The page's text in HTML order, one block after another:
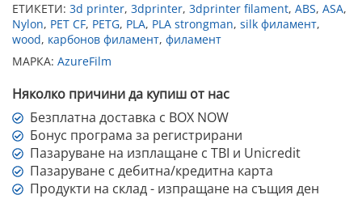
ЕТИКЕТИ: 3d printer, 3dprinter, 3dprinter filament, ABS, ASA,
Nylon, PET CF, PETG, PLA, PLA strongman, silk филамент,
wood, карбонов филамент, филамент
МАРКА: AzureFilm
Няколко причини да купиш от нас
Безплатна доставка с BOX NOW
Бонус програма за регистрирани
Пазаруване на изплащане с TBI и Unicredit
Пазаруване с дебитна/кредитна карта
Продукти на склад - изпращане на същия ден